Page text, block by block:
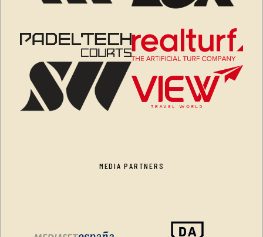
MEDIA PARTNERS